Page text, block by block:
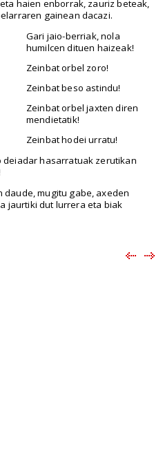
haien enborrak, zauriz beteak,
gainean dacazi.
Gari jaio-berriak, nola
humilcen dituen haizeak!
Zeinbat orbel zoro!
Zeinbat beso astindu!
Zeinbat orbel jaxten diren
mendietatik!
Zeinbat hodei urratu!
deiadar hasarratuak zerutikan
mugitu gabe, axeden
jaurtiki dut lurrera eta biak